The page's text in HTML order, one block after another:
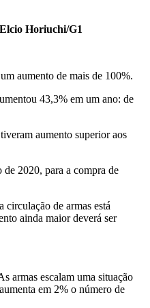
Horiuchi/G1
aumento de mais de 100%.
43,3% em um ano: de
aumento superior aos
de 2020, para a compra de
de armas está
ainda maior deverá ser
armas escalam uma situação
em 2% o número de